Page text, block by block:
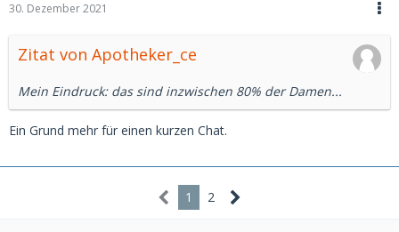
30. Dezember 2021
Zitat von Apotheker_ce
Mein Eindruck: das sind inzwischen 80% der Damen...
Ein Grund mehr für einen kurzen Chat.
1 2